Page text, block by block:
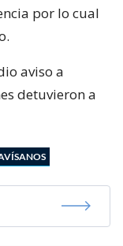
por lo cual
aviso a
detuvieron a